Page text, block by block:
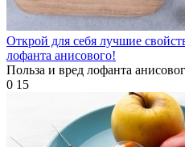
Открой для себя лучшие
лофанта анисового!
Польза и вред лофанта
0 15